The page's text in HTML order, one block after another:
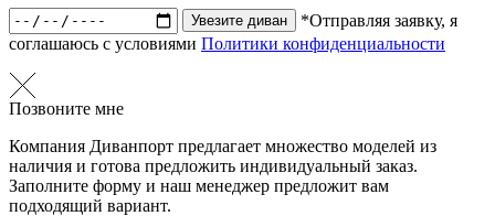
Увезите диван
*Отправляя заявку, я
соглашаюсь с условиями Политики конфиденциальности
Позвоните мне
Компания Диванпорт предлагает множество моделей из
наличия и готова предложить индивидуальный заказ.
Заполните форму и наш менеджер предложит вам
подходящий вариант.